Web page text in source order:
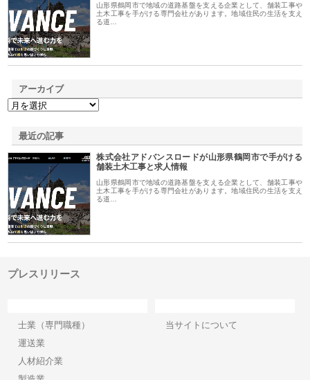
山形県鶴岡市で地域の道路基盤を支える企業として、舗装工事や
土木工事を手がける専門会社があります。地域住民の生活を支え
る道…
アーカイブ
最近の記事
株式会社アドバンスロードが山形県鶴岡市で手がける
舗装土木工事と求人情報
山形県鶴岡市で地域の道路基盤を支える企業として、舗装工事や
土木工事を手がける専門会社があります。地域住民の生活を支え
る道…
プレスリリース
士業（専門職種）
運送業
人材紹介業
当サイトについて